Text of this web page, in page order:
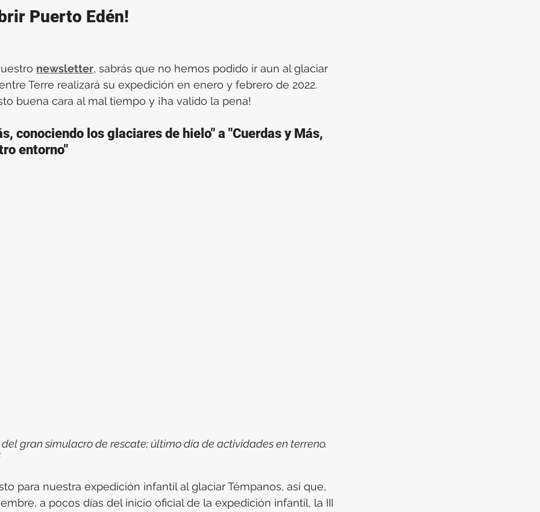
Puerto Edén!
newsletter, sabrás que no hemos podido ir aun al glaciar
Terre realizará su expedición en enero y febrero de 2022.
buena cara al mal tiempo y ¡ha valido la pena!
conociendo los glaciares de hielo" a "Cuerdas y Más,
entorno"
gran simulacro de rescate; último día de actividades en terreno.
para nuestra expedición infantil al glaciar Témpanos, así que,
a pocos días del inicio oficial de la expedición infantil, la III